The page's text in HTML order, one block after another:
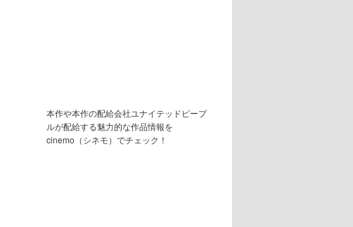
本作や本作の配給会社ユナイテッドピープ
ルが配給する魅力的な作品情報を
cinemo（シネモ）でチェック！